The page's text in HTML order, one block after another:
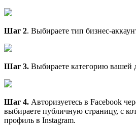
Шаг 2. Выбираете тип бизнес-
Шаг 3. Выбираете категорию вашей
Шаг 4. Авторизуетесь в Facebook
выбираете публичную страницу, с
профиль в Instagram.